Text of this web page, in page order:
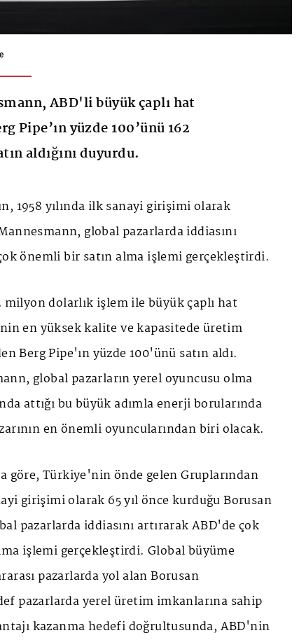
ABD'li büyük çaplı hat
Pipe’ın yüzde 100’ünü 162
aldığını duyurdu.
1958 yılında ilk sanayi girişimi olarak
global pazarlarda iddiasını
önemli bir satın alma işlemi gerçekleştirdi.
dolarlık işlem ile büyük çaplı hat
en yüksek kalite ve kapasitede üretim
Berg Pipe'ın yüzde 100'ünü satın aldı.
global pazarların yerel oyuncusu olma
attığı bu büyük adımla enerji borularında
en önemli oyuncularından biri olacak.
göre, Türkiye'nin önde gelen Gruplarından
girişimi olarak 65 yıl önce kurduğu Borusan
pazarlarda iddiasını artırarak ABD'de çok
işlemi gerçekleştirdi. Global büyüme
pazarlarda yol alan Borusan
pazarlarda yerel üretim imkanlarına sahip
kazanma hedefi doğrultusunda, ABD'nin